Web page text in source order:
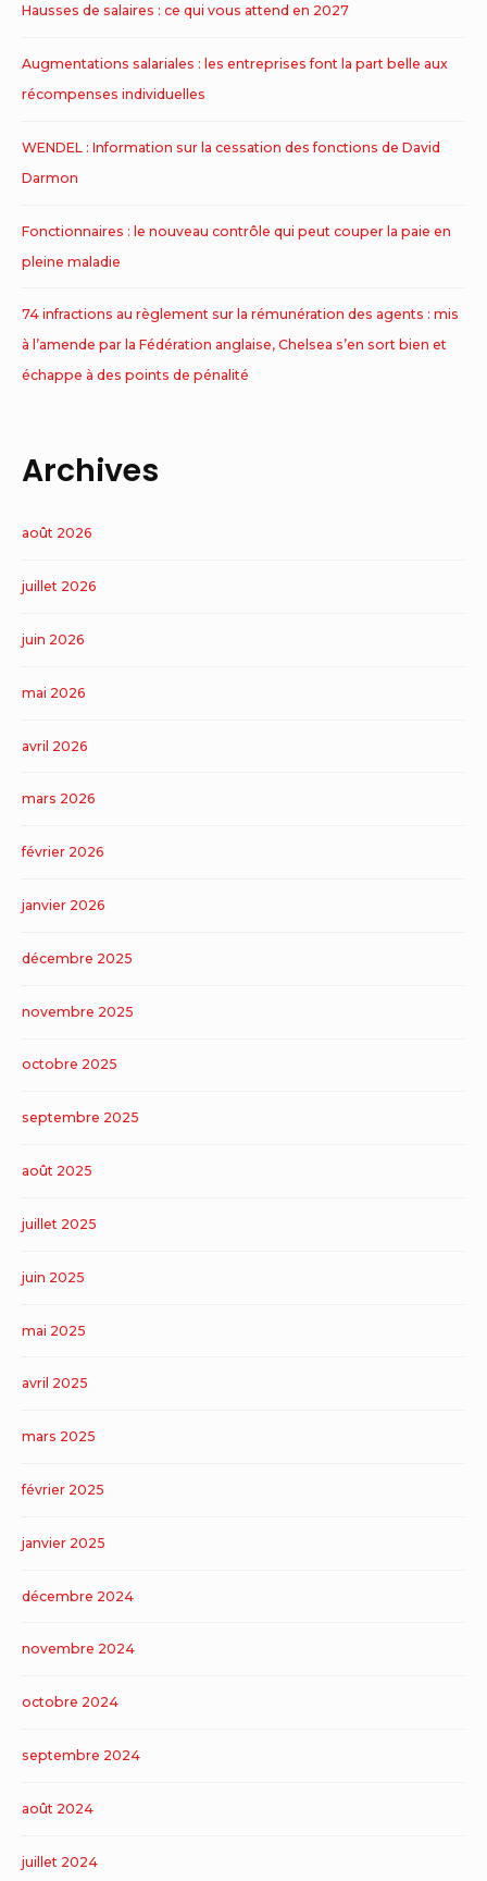
Hausses de salaires : ce qui vous attend en 2027
Augmentations salariales : les entreprises font la part belle aux
récompenses individuelles
WENDEL : Information sur la cessation des fonctions de David
Darmon
Fonctionnaires : le nouveau contrôle qui peut couper la paie en
pleine maladie
74 infractions au règlement sur la rémunération des agents : mis
à l’amende par la Fédération anglaise, Chelsea s’en sort bien et
échappe à des points de pénalité
Archives
août 2026
juillet 2026
juin 2026
mai 2026
avril 2026
mars 2026
février 2026
janvier 2026
décembre 2025
novembre 2025
octobre 2025
septembre 2025
août 2025
juillet 2025
juin 2025
mai 2025
avril 2025
mars 2025
février 2025
janvier 2025
décembre 2024
novembre 2024
octobre 2024
septembre 2024
août 2024
juillet 2024